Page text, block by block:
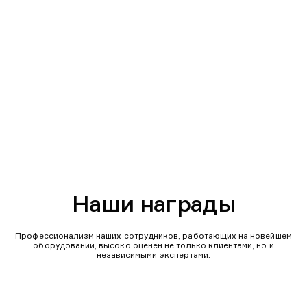
Наши награды
Профессионализм наших сотрудников, работающих на новейшем
оборудовании, высоко оценен не только клиентами, но и
независимыми экспертами.